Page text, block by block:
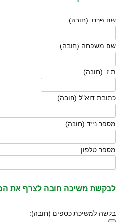
שם פרטי (חובה)
שם משפחה (חובה)
ת.ז. (חובה)
כתובת דוא"ל (חובה)
מספר נייד (חובה)
מספר טלפון
לבקשת משיכה חובה לצרף את
בקשה למשיכת כספים (חובה):